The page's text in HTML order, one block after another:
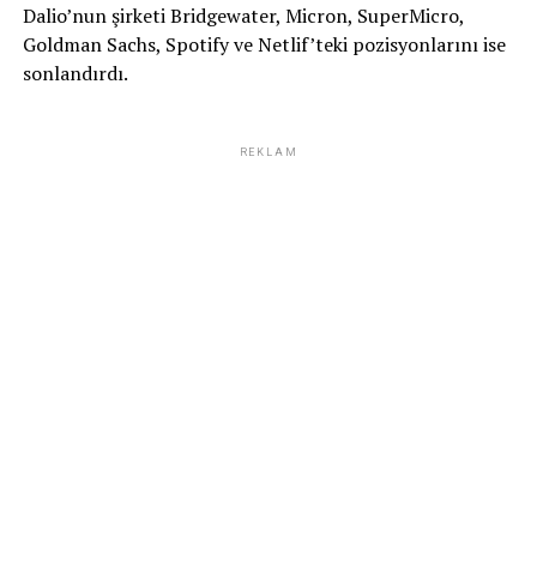
Dalio’nun şirketi Bridgewater, Micron, SuperMicro,
Goldman Sachs, Spotify ve Netlif’teki pozisyonlarını ise
sonlandırdı.
REKLAM